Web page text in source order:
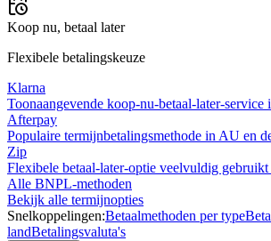
Koop nu, betaal later
Flexibele betalingskeuze
Klarna
Toonaangevende koop-nu-betaal-later-service
Afterpay
Populaire termijnbetalingsmethode in AU en
Zip
Flexibele betaal-later-optie veelvuldig
Alle BNPL-methoden
Bekijk alle termijnopties
Snelkoppelingen:Betaalmethoden per type
landBetalingsvaluta's